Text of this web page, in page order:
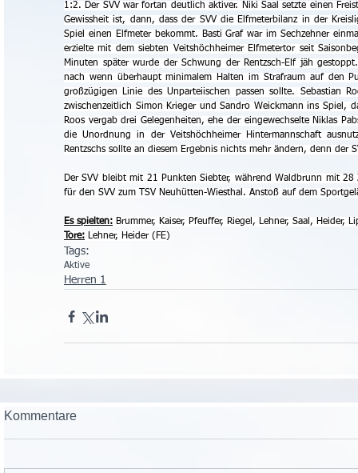
1:2. Der SVV war fortan deutlich aktiver. Niki Saal setzte einen
Gewissheit ist, dann, dass der SVV die Elfmeterbilanz in der
Spiel einen Elfmeter bekommt. Basti Graf war im Sechzehner
erzielte mit dem siebten Veitshöchheimer Elfmetertor seit
Minuten später wurde der Schwung der Rentzsch-Elf jäh
nach wenn überhaupt minimalem Halten im Strafraum auf den
großzügigen Linie des Unparteiischen passen sollte. Sebastian
zwischenzeitlich Simon Krieger und Sandro Weickmann ins Spiel,
Roos vergab drei Gelegenheiten, ehe der eingewechselte Niklas
die Unordnung in der Veitshöchheimer Hintermannschaft
Rentzschs sollte an diesem Ergebnis nichts mehr ändern, denn der
Der SVV bleibt mit 21 Punkten Siebter, während Waldbrunn mit
für den SVV zum TSV Neuhütten-Wiesthal. Anstoß auf dem
Es spielten: Brummer, Kaiser, Pfeuffer, Riegel, Lehner, Saal, Heider,
Tore: Lehner, Heider (FE)
Tags:
Aktive
Herren 1
Kommentare